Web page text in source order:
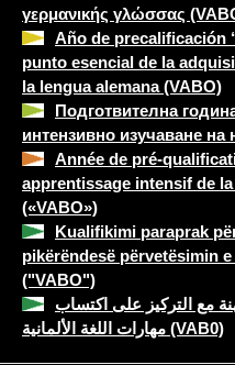
γερμανικής γλώσσας
Año de precalificación
punto esencial de la
la lengua alemana (VABO)
Подготвителна
интензивно изучаване на
Année de pré-
apprentissage intensif de
(«VABO»)
Kualifikimi paraprak
pikërëndesë përvetësimin
("VABO")
مع التركيز على اكتساب
مهارات اللغة الألمانية (VAB0)